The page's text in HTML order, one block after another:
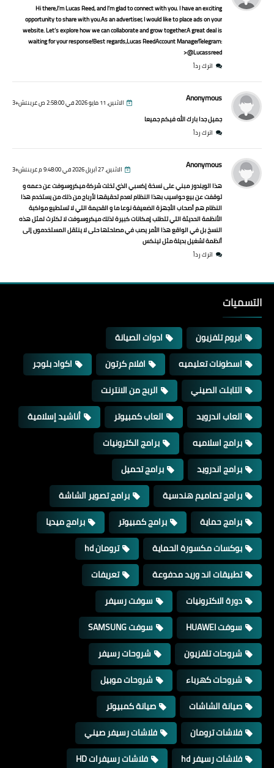
Hi there,I’m Lucas Reed, and I’m glad to connect with you. I have an exciting
opportunity to share with you.As an advertiser, I would like to place ads on your
website. Let’s explore how we can collaborate and grow together.A great deal is
waiting for your response!Best regards,Lucas ReedAccount ManagerTelegram:
@Lucassreed<
اترك رداً
Anonymous الاثنين، 11 مايو 2026 في 2:58:00 ص غرينتش+3
جميل جدا بارك الله فيكم جميعا
اترك رداً
Anonymous الاثنين، 27 أبريل 2026 في 9:48:00 م غرينتش+3
هذا الويندوز مبني على نسخة إكسبي الذي تخلت شركة ميكروسوفت عن دعمه و
توقفت عن بيع حواسيب بهذا النظام لعدم تحقيقها لأرباح من ذلك من يستخدم هذا
النظام هم أصحاب الأجهزة الضعيفة نوعا ما و القديمة التي لا تستطيع مواكبة
الأنظمة الحديثة التي تتطلب إمكانات كبيرة لذلك ميكروسوفت لا تكترث لمثل هذه
النسخ بل في الواقع هذا الأمر يصب في مصلحتها حتى لا ينتقل المستخدمون إلى
أنظمة تشغيل بديلة مثل لينكس
اترك رداً
التسميات
ابروم تلفزيون
ادوات الصيانة
اسطونات تعليميه
افلام كرتون
اكواد بلوجر
التابلت الصيني
الربح من الانترنت
العاب اندرويد
العاب كمبيوتر
أناشيد إسلامية
برامج اسلاميه
برامج الكترونيات
برامج اندرويد
برامج تحميل
برامج تصاميم هندسية
برامج تصوير الشاشة
برامج حماية
برامج كمبيوتر
برامج ميديا
بوكسات مكسورة الحماية
ترومان hd
تطبيقات اند وريد مدفوعة
تعريفات
دورة الاكترونيات
سوفت رسيفر
سوفت HUAWEI
سوفت SAMSUNG
شروحات تلفزيون
شروحات رسيفر
شروحات كهرباء
شروحات موبيل
صيانة الشاشات
صيانة كمبيوتر
فلاشات ترومان
فلاشات رسيفر صيني
فلاشات رسيفر hd
فلاشات رسيفرات HD